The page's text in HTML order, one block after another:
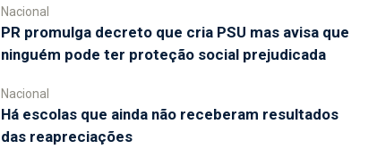
Nacional
PR promulga decreto que cria PSU mas avisa que
ninguém pode ter proteção social prejudicada
Nacional
Há escolas que ainda não receberam resultados
das reapreciações